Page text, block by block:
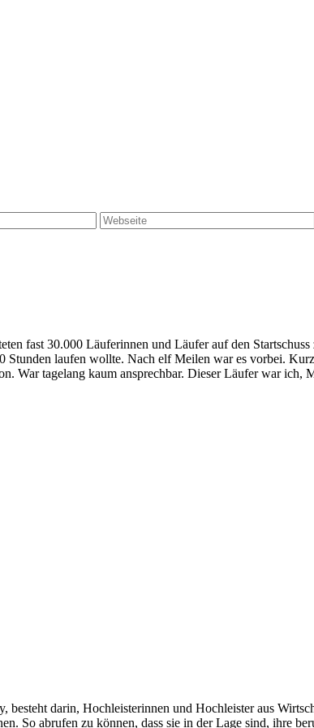
fast 30.000 Läuferinnen und Läufer auf den
laufen wollte. Nach elf Meilen war es vorbei.
War tagelang kaum ansprechbar. Dieser Läufer war ich,
darin, Hochleisterinnen und Hochleister aus
So abrufen zu können, dass sie in der Lage sind, ihre